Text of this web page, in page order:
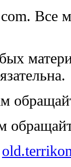
Все